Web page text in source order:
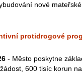
nové mateřské
protidrogové
- Město poskytne
600 tisíc korun